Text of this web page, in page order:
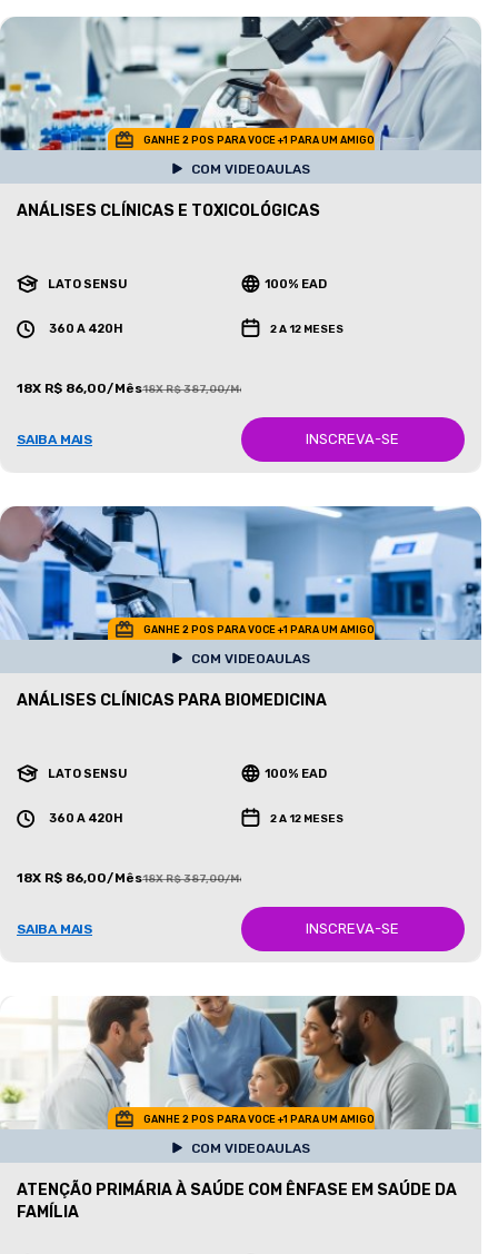
GANHE 2 POS PARA VOCE +1 PARA UM AMIGO
COM VIDEOAULAS
ANÁLISES CLÍNICAS E TOXICOLÓGICAS
LATO SENSU 100% EAD
360 A 420H 2 A 12 MESES
18X R$ 86,00/Mês18X R$ 387,00/Mês
SAIBA MAIS INSCREVA-SE
GANHE 2 POS PARA VOCE +1 PARA UM AMIGO
COM VIDEOAULAS
ANÁLISES CLÍNICAS PARA BIOMEDICINA
LATO SENSU 100% EAD
360 A 420H 2 A 12 MESES
18X R$ 86,00/Mês18X R$ 387,00/Mês
SAIBA MAIS INSCREVA-SE
GANHE 2 POS PARA VOCE +1 PARA UM AMIGO
COM VIDEOAULAS
ATENÇÃO PRIMÁRIA À SAÚDE COM ÊNFASE EM SAÚDE DA
FAMÍLIA